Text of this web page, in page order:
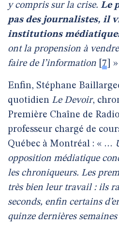
y compris sur la crise. Le
pas des journalistes, il
institutions
ont la propension à
faire de l’information 7 »
Enfin, Stéphane
quotidien Le Devoir,
Première Chaîne de
professeur chargé de
Québec à Montréal : « …
opposition médiatique
les chroniqueurs. Les
très bien leur travail : ils
seconds, enfin certains
quinze dernières